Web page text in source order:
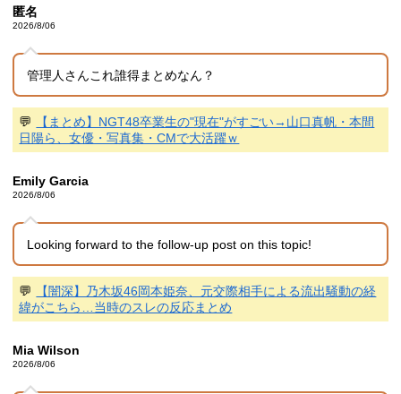
匿名
2026/8/06
管理人さんこれ誰得まとめなん？
💬
【まとめ】NGT48卒業生の"現在"がすごい→山口真帆・本間
日陽ら、女優・写真集・CMで大活躍ｗ
Emily Garcia
2026/8/06
Looking forward to the follow-up post on this topic!
💬
【闇深】乃木坂46岡本姫奈、元交際相手による流出騒動の経
緯がこちら…当時のスレの反応まとめ
Mia Wilson
2026/8/06